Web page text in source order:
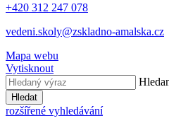
+420 312 247 078
vedeni.skoly@zskladno-amalska.cz
Mapa webu
Vytisknout
Hledat
rozšířené vyhledávání